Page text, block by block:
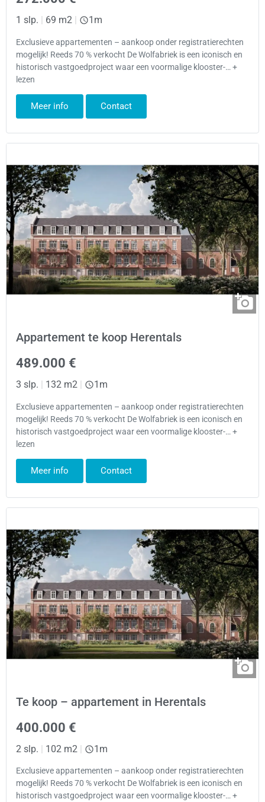
1 slp. 69 m2 1m
Exclusieve appartementen – aankoop onder registratierechten
mogelijk! Reeds 70 % verkocht De Wolfabriek is een iconisch en
historisch vastgoedproject waar een voormalige klooster-… +
lezen
Meer info Contact
Appartement te koop Herentals
489.000 €
3 slp. | 132 m2 | 1m
Exclusieve appartementen – aankoop onder registratierechten
mogelijk! Reeds 70 % verkocht De Wolfabriek is een iconisch en
historisch vastgoedproject waar een voormalige klooster-… +
lezen
Meer info Contact
Te koop – appartement in Herentals
400.000 €
2 slp. | 102 m2 | 1m
Exclusieve appartementen – aankoop onder registratierechten
mogelijk! Reeds 70 % verkocht De Wolfabriek is een iconisch en
historisch vastgoedproject waar een voormalige klooster-… +